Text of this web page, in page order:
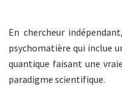
En chercheur
psychomatière qui inclue
quantique faisant une
paradigme scientifique.